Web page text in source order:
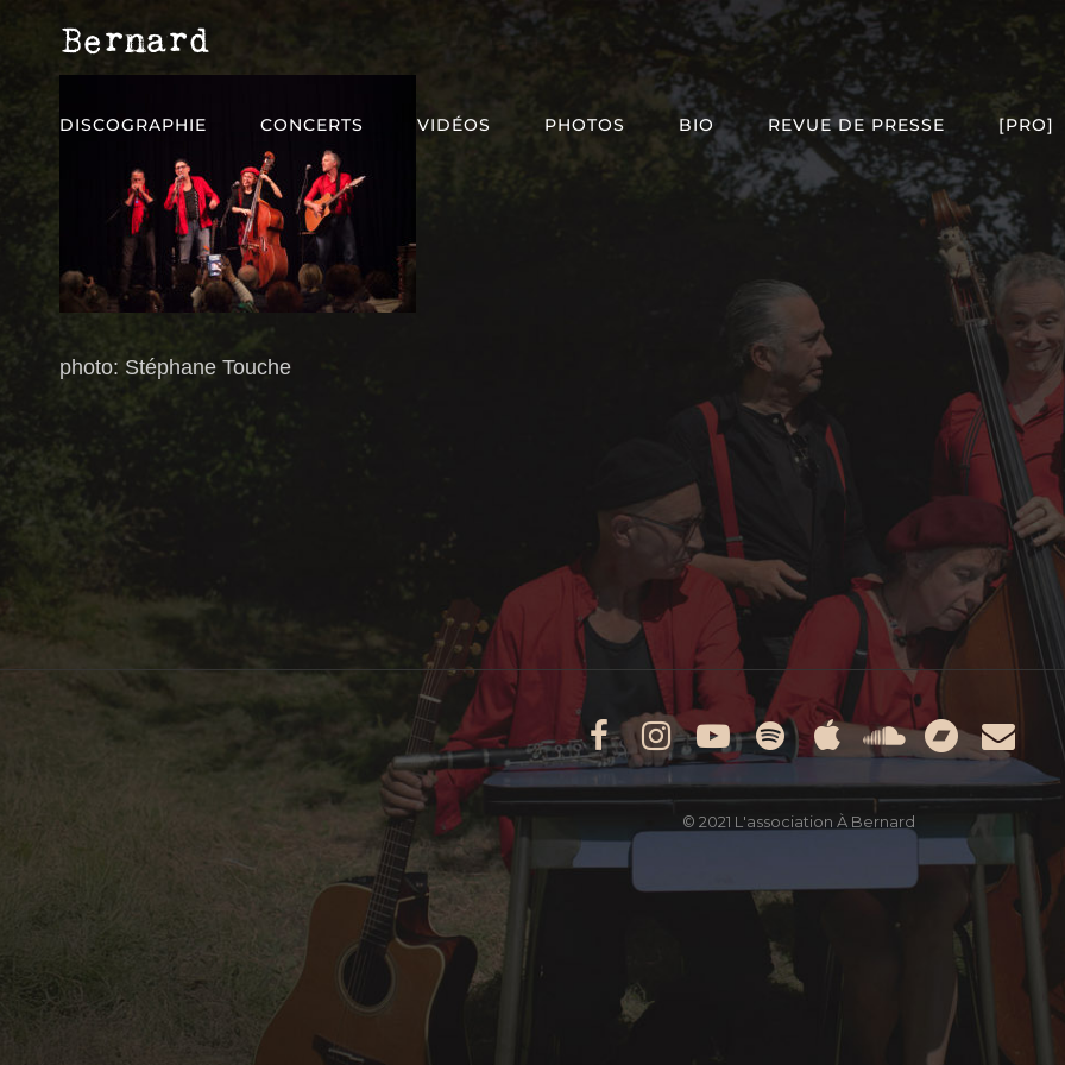
DISCOGRAPHIE CONCERTS VIDÉOS PHOTOS BIO REVUE DE PRESSE [PRO]
photo: Stéphane Touche
Facebook
Instagram
Youtube
Spotify
Apple
Music
© 2021 L'association À Bernard